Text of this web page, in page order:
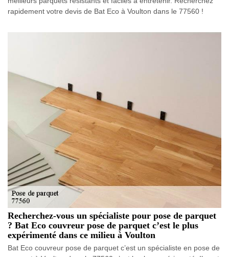
rapidement votre devis de Bat Eco à Voulton dans le 77560 !
Recherchez-vous un spécialiste pour pose de parquet
? Bat Eco couvreur pose de parquet c’est le plus
expérimenté dans ce milieu à Voulton
Bat Eco couvreur pose de parquet c’est un spécialiste en pose de